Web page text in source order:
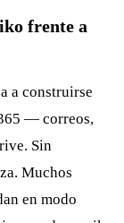
frente a
a construirse
— correos,
Sin
Muchos
en modo